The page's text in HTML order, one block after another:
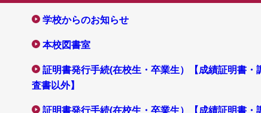
学校からのお知らせ
本校図書室
証明書発行手続(在校生・卒業生）【成績証明書・
査書以外】
証明書発行手続(在校生・卒業生）【成績証明書・